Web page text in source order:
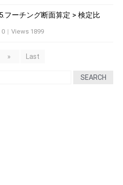
フーチング断面算定 > 検定比
0 | Views 1899
» Last
SEARCH